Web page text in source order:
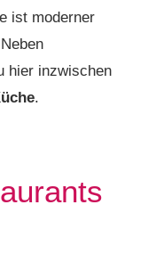
ist moderner
hier inzwischen
.